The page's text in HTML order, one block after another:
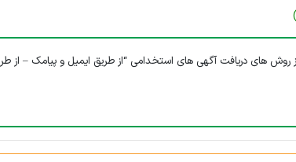
روش های دریافت آگهی های استخدامی “از طریق ایمیل و پیامک – از